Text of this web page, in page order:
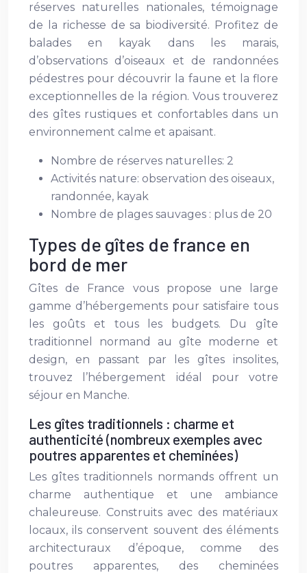
réserves naturelles nationales, témoignage
de la richesse de sa biodiversité. Profitez de
balades en kayak dans les marais,
d’observations d’oiseaux et de randonnées
pédestres pour découvrir la faune et la flore
exceptionnelles de la région. Vous trouverez
des gîtes rustiques et confortables dans un
environnement calme et apaisant.
Nombre de réserves naturelles: 2
Activités nature: observation des oiseaux,
randonnée, kayak
Nombre de plages sauvages : plus de 20
Types de gîtes de france en
bord de mer
Gîtes de France vous propose une large
gamme d’hébergements pour satisfaire tous
les goûts et tous les budgets. Du gîte
traditionnel normand au gîte moderne et
design, en passant par les gîtes insolites,
trouvez l’hébergement idéal pour votre
séjour en Manche.
Les gîtes traditionnels : charme et
authenticité (nombreux exemples avec
poutres apparentes et cheminées)
Les gîtes traditionnels normands offrent un
charme authentique et une ambiance
chaleureuse. Construits avec des matériaux
locaux, ils conservent souvent des éléments
architecturaux d’époque, comme des
poutres apparentes, des cheminées